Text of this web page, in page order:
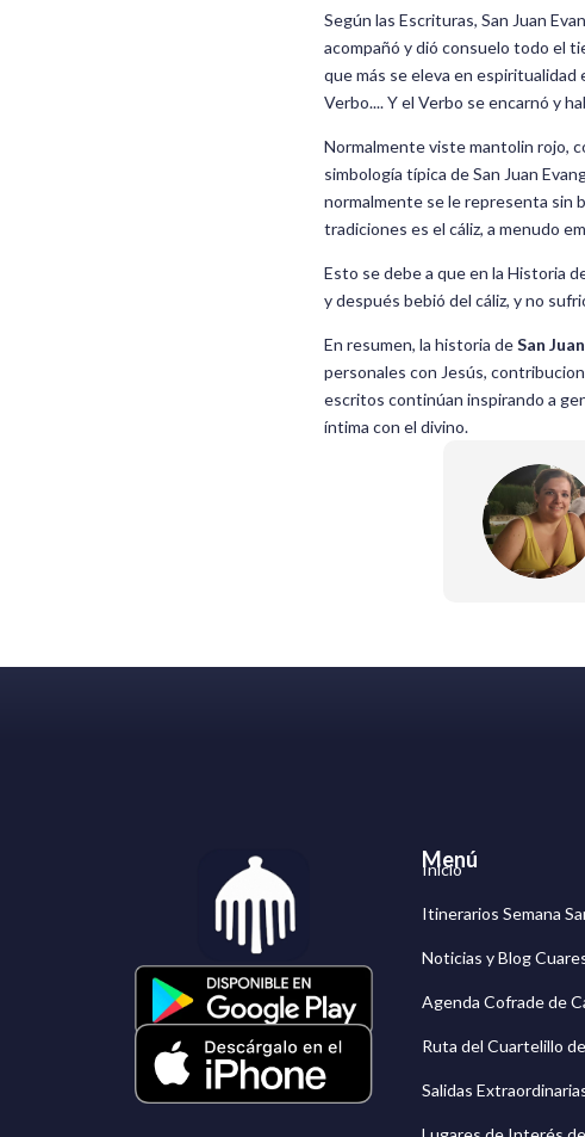
Según las Escrituras, San Juan
acompañó y dió consuelo todo el
que más se eleva en espiritualidad
Verbo.... Y el Verbo se encarnó y
Normalmente viste mantolin rojo,
simbología típica de San Juan
normalmente se le representa sin
tradiciones es el cáliz, a menudo
Esto se debe a que en la Historia
y después bebió del cáliz, y no
En resumen, la historia deSan
personales con Jesús,
escritos continúan inspirando a
íntima con el divino.
Menú
Inicio
Itinerarios Semana
Noticias y Blog
Agenda Cofrade de
Ruta del Cuartelillo
Salidas